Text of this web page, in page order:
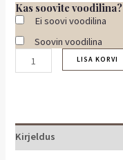
Kas soovite voodilina?
Ei soovi voodilina
Soovin voodilina
LISA KORVI
Kirjeldus